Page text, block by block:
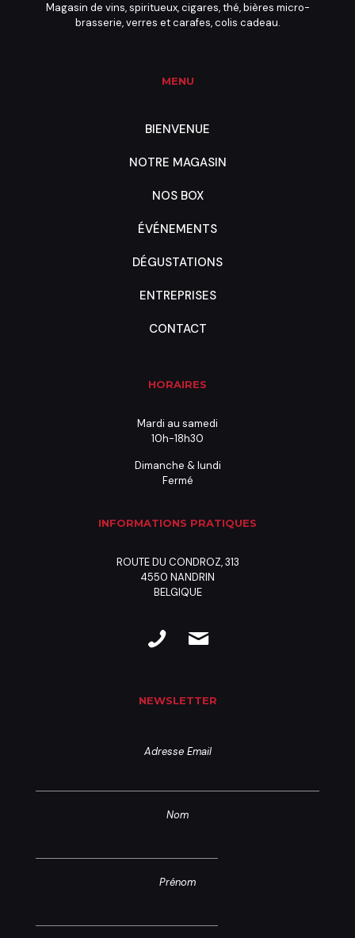
Magasin de vins, spiritueux, cigares, thé, bières micro-
brasserie, verres et carafes, colis cadeau.
MENU
BIENVENUE
NOTRE MAGASIN
NOS BOX
ÉVÉNEMENTS
DÉGUSTATIONS
ENTREPRISES
CONTACT
HORAIRES
Mardi au samedi
10h-18h30
Dimanche & lundi
Fermé
INFORMATIONS PRATIQUES
ROUTE DU CONDROZ, 313
4550 NANDRIN
BELGIQUE
NEWSLETTER
Adresse Email
Nom
Prénom